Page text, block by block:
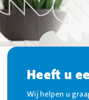
Heeft u
Wij helpen u